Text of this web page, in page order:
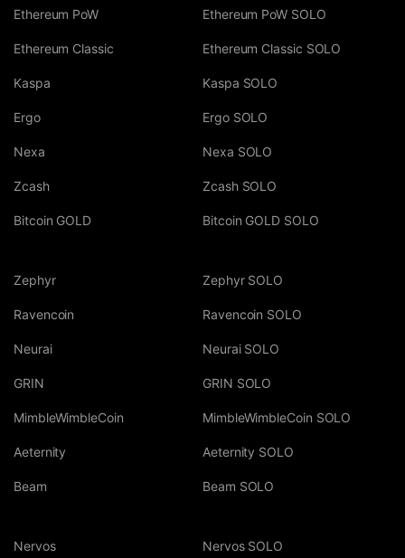
Ethereum PoW
Ethereum Classic
Kaspa
Ergo
Nexa
Zcash
Bitcoin GOLD
Ethereum PoW SOLO
Ethereum Classic SOLO
Kaspa SOLO
Ergo SOLO
Nexa SOLO
Zcash SOLO
Bitcoin GOLD SOLO
Zephyr
Ravencoin
Neurai
GRIN
MimbleWimbleCoin
Aeternity
Beam
Zephyr SOLO
Ravencoin SOLO
Neurai SOLO
GRIN SOLO
MimbleWimbleCoin SOLO
Aeternity SOLO
Beam SOLO
Nervos Nervos SOLO